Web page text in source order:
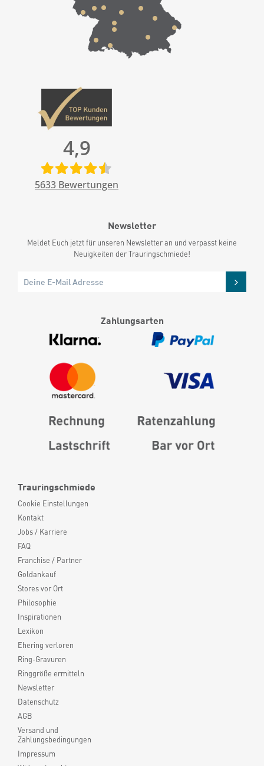
Trauringschmiede
Cookie Einstellungen
Kontakt
Jobs / Karriere
FAQ
Franchise / Partner
Goldankauf
Stores vor Ort
Philosophie
Inspirationen
Lexikon
Ehering verloren
Ring-Gravuren
Ringgröße ermitteln
Newsletter
Datenschutz
AGB
Versand und
Zahlungsbedingungen
Impressum
4,9
5633 Bewertungen
Newsletter
Meldet Euch jetzt für unseren Newsletter an und verpasst keine
Neuigkeiten der Trauringschmiede!
Zahlungsarten